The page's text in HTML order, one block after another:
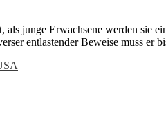
junge Erwachsene werden sie
entlastender Beweise muss er